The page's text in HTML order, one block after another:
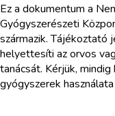
Ez a dokumentum a
Gyógyszerészeti
származik. Tájékoztató
helyettesíti az orvos
tanácsát. Kérjük,
gyógyszerek